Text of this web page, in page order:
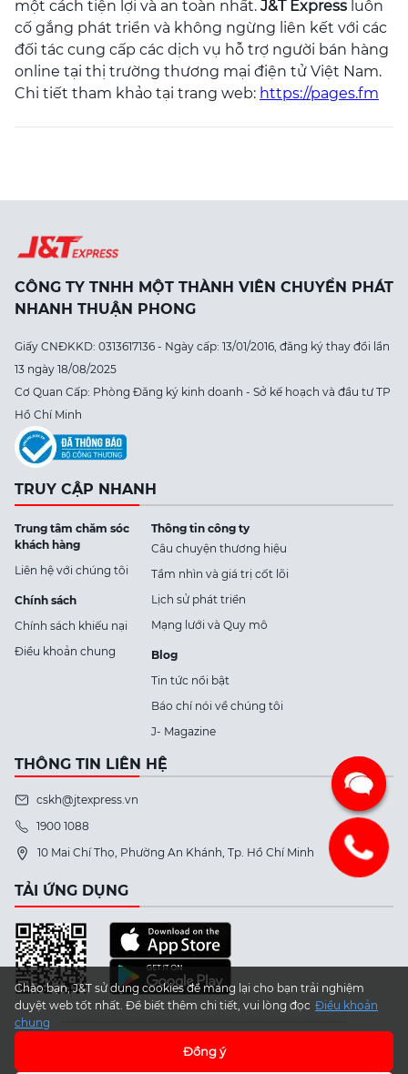
một cách tiện lợi và an toàn nhất. J&T Express luôn
cố gắng phát triển và không ngừng liên kết với các
đối tác cung cấp các dịch vụ hỗ trợ người bán hàng
online tại thị trường thương mại điện tử Việt Nam.
Chi tiết tham khảo tại trang web: https://pages.fm
CÔNG TY TNHH MỘT THÀNH VIÊN CHUYỂN PHÁT
NHANH THUẬN PHONG
Giấy CNĐKKD: 0313617136 - Ngày cấp: 13/01/2016, đăng ký thay đổi lần
13 ngày 18/08/2025
Cơ Quan Cấp: Phòng Đăng ký kinh doanh - Sở kế hoạch và đầu tư TP
Hồ Chí Minh
TRUY CẬP NHANH
Trung tâm chăm sóc
khách hàng
Liên hệ với chúng tôi
Chính sách
Chính sách khiếu nại
Điều khoản chung
Thông tin công ty
Câu chuyện thương hiệu
Tầm nhìn và giá trị cốt lõi
Lịch sử phát triển
Mạng lưới và Quy mô
Blog
Tin tức nổi bật
Báo chí nói về chúng tôi
J- Magazine
THÔNG TIN LIÊN HỆ
cskh@jtexpress.vn
1900 1088
10 Mai Chí Thọ, Phường An Khánh, Tp. Hồ Chí Minh
TẢI ỨNG DỤNG
Chào bạn, J&T sử dụng cookies để mang lại cho bạn trải nghiệm
duyệt web tốt nhất. Để biết thêm chi tiết, vui lòng đọc Điều khoản
chung
Đồng ý